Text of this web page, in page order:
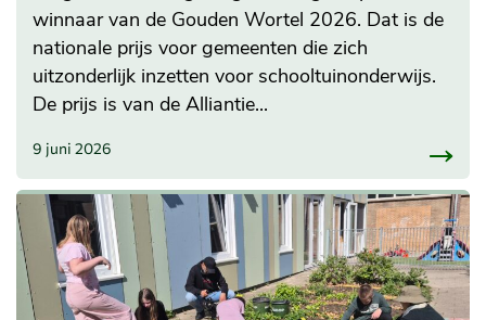
winnaar van de Gouden Wortel 2026. Dat is de
nationale prijs voor gemeenten die zich
uitzonderlijk inzetten voor schooltuinonderwijs.
De prijs is van de Alliantie...
9 juni 2026